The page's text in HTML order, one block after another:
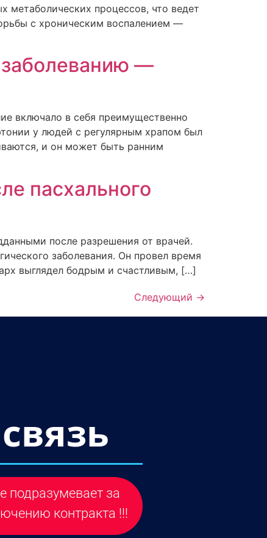
метаболических процессов, что ведет
с хроническим воспалением —
—
включало в себя преимущественно
у людей с регулярным храпом был
и он может быть ранним
пасхального
после разрешения от врачей.
заболевания. Он провел время
выглядел бодрым и счастливым, […]
Следующий →
подразумевает за
контракта !!!